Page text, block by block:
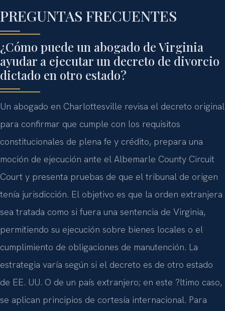
PREGUNTAS FRECUENTES
¿Cómo puede un abogado de Virginia
ayudar a ejecutar un decreto de divorcio
dictado en otro estado?
Un abogado en Charlottesville revisa el decreto original
para confirmar que cumple con los requisitos
constitucionales de plena fe y crédito, prepara una
moción de ejecución ante el Albemarle County Circuit
Court y presenta pruebas de que el tribunal de origen
tenía jurisdicción. El objetivo es que la orden extranjera
sea tratada como si fuera una sentencia de Virginia,
permitiendo su ejecución sobre bienes locales o el
cumplimiento de obligaciones de manutención. La
estrategia varía según si el decreto es de otro estado
de EE. UU. O de un país extranjero; en este ?ltimo caso,
se aplican principios de cortesía internacional. Para